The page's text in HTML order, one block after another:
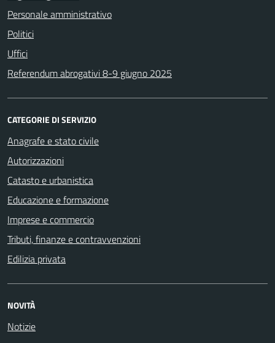
Personale amministrativo
Politici
Uffici
Referendum abrogativi 8-9 giugno 2025
CATEGORIE DI SERVIZIO
Anagrafe e stato civile
Autorizzazioni
Catasto e urbanistica
Educazione e formazione
Imprese e commercio
Tributi, finanze e contravvenzioni
Edilizia privata
NOVITÀ
Notizie